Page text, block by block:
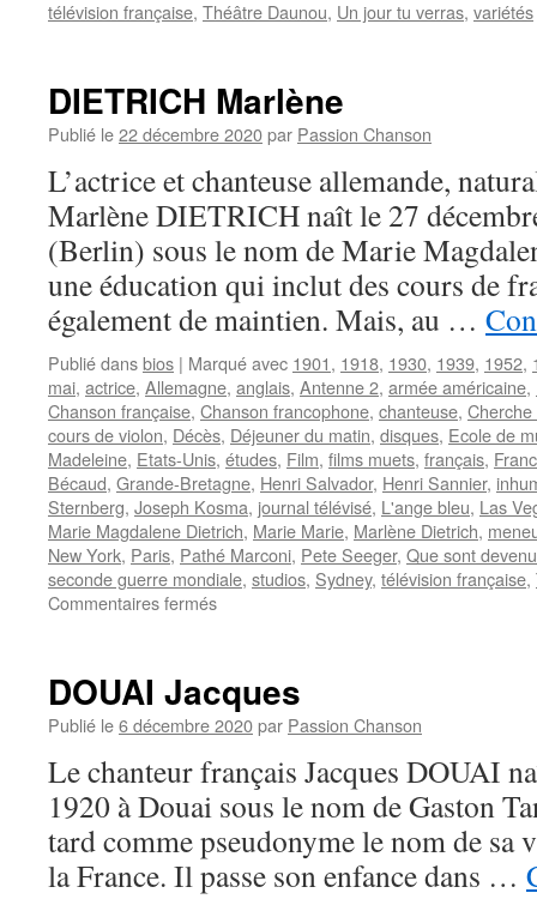
télévision française, Théâtre Daunou, Un jour tu verras, variétés
DIETRICH Marlène
Publié le22 décembre 2020par Passion Chanson
L’actrice et chanteuse allemande,
Marlène DIETRICH naît le 27
(Berlin) sous le nom de Marie
une éducation qui inclut des cours de
également de maintien. Mais, au …
Publié dansbios | Marqué avec 1901, 1918, 1930, 1939, 1952,
mai, actrice, Allemagne, anglais, Antenne 2, armée américaine,
Chanson française, Chanson francophone, chanteuse,
cours de violon, Décès, Déjeuner du matin, disques, Ecole de
Madeleine, Etats-Unis, études, Film, films muets, français,
Bécaud, Grande-Bretagne, Henri Salvador, Henri Sannier,
Sternberg, Joseph Kosma, journal télévisé, L'ange bleu, Las
Marie Magdalene Dietrich, Marie Marie, Marlène Dietrich,
New York, Paris, Pathé Marconi, Pete Seeger, Que sont
seconde guerre mondiale, studios, Sydney, télévision française,
Commentaires ferméssur
DOUAI Jacques
Publié le6 décembre 2020par Passion Chanson
Le chanteur français Jacques DOUAI
1920 à Douai sous le nom de Gaston
tard comme pseudonyme le nom de sa
la France. Il passe son enfance dans …